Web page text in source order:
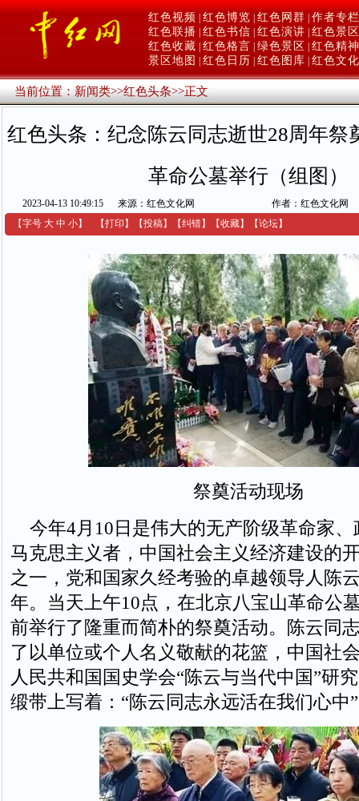
红色视频 红色博览 红色网群 作者专栏
红色联播 红色书信 红色演讲 红色景区
红色收藏 红色格言 绿色景区
红色精神
景区地图
红色日历 红色图库 红色文化
当前位置：新闻类>>红色头条>>正文
红色头条：纪念陈云同志逝世28周年祭
革命公墓举行（组图）
2023-04-13 10:49:15 来源：红色文化网
作者：红色文化网
【字号 大 中 小】 【打印 】 【投稿】 【纠错】 【收藏】 【论坛】
祭奠活动现场
今年4月10日是伟大的无产阶级革命家、
马克思主义者，中国社会主义经济建设的
之一，党和国家久经考验的卓越领导人陈
年。当天上午10点，在北京八宝山革命公
前举行了隆重而简朴的祭奠活动。陈云同
了以单位或个人名义敬献的花篮，中国社
人民共和国国史学会“陈云与当代中国”研
缎带上写着：“陈云同志永远活在我们心中